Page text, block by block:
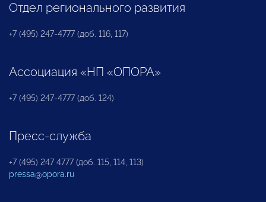
Отдел регионального развития
+7 (495) 247-4777 (доб. 116, 117)
Ассоциация «НП «ОПОРА»
+7 (495) 247-4777 (доб. 124)
Пресс-служба
+7 (495) 247 4777 (доб. 115, 114, 113)
pressa@opora.ru